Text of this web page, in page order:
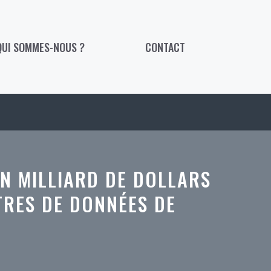
SOMMES-NOUS ? CONTACT
MILLIARD DE DOLLARS
DE DONNÉES DE